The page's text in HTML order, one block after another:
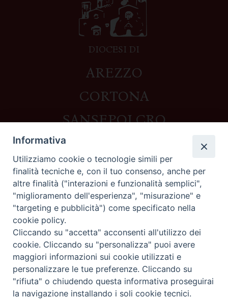
DIOCESI DI
AREZZO
CORTONA
SANSEPOLCRO
Contatti
Piazza del Duomo,1 - 52100 Arezzo
segreteria@diocesi.arezzo.it
Informativa privacy
Seguici su
Informativa
Utilizziamo cookie o tecnologie simili per
finalità tecniche e, con il tuo consenso, anche per
altre finalità ("interazioni e funzionalità semplici",
"miglioramento dell'esperienza", "misurazione" e
"targeting e pubblicità") come specificato nella
cookie policy.
Cliccando su "accetta" acconsenti all'utilizzo dei
cookie. Cliccando su "personalizza" puoi avere
maggiori informazioni sui cookie utilizzati e
personalizzare le tue preferenze. Cliccando su
"rifiuta" o chiudendo questa informativa proseguirai
la navigazione installando i soli cookie tecnici.